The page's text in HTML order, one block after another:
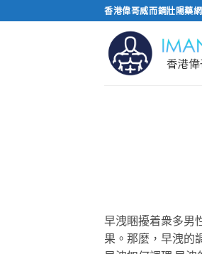
to
香港偉哥威而鋼壯陽藥
早洩睏擾着衆多男
果。那麼，早洩的